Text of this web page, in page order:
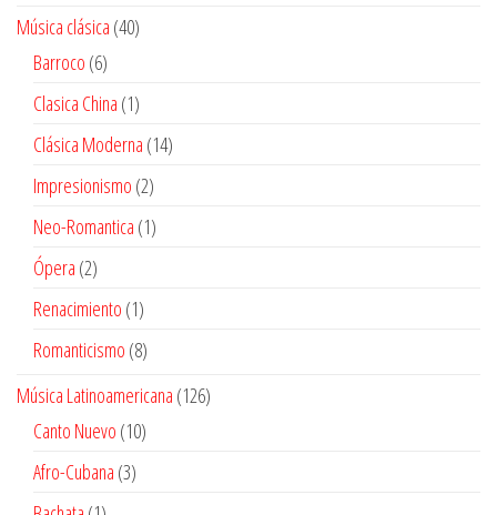
Música clásica 4040
Barroco 66
productos
Clasica China 11
producto
Clásica Moderna 1414
Impresionismo 22
productos
Neo-Romantica 11
Ópera 22
productos
Renacimiento 11
producto
Romanticismo 88
Música Latinoamericana 126126
Canto Nuevo 1010
Afro-Cubana 33